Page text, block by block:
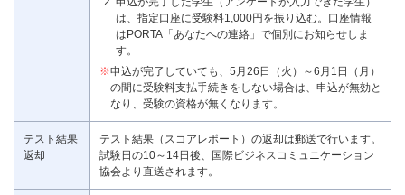
は、指定口座に受験料1,000円を振り込む。口座情報
はPORTA「あなたへの連絡」で個別にお知らせしま
す。
※申込が完了していても、5月26日（火）～6月1日（月）
の間に受験料支払手続きをしない場合は、申込が無効と
なり、受験の資格が無くなります。
テスト結果
返却
テスト結果（スコアレポート）の返却は郵送で行います。
試験日の10～14日後、国際ビジネスコミュニケーション
協会より直送されます。